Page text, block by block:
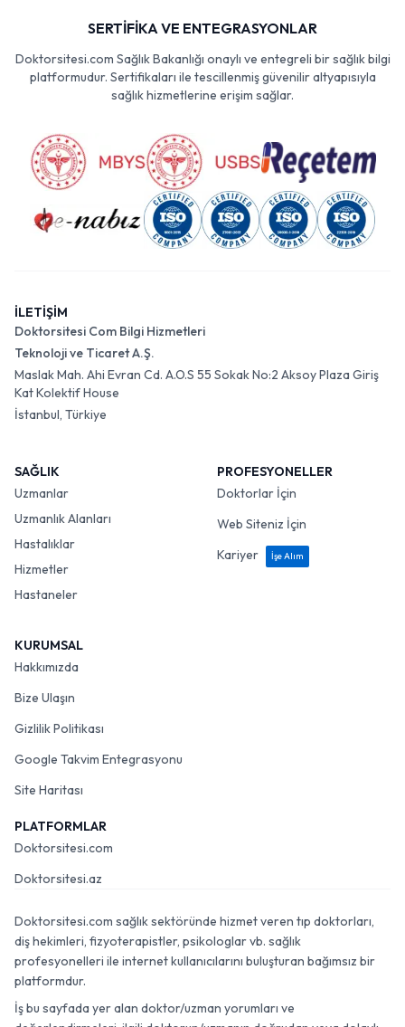
SERTİFİKA VE ENTEGRASYONLAR
Doktorsitesi.com Sağlık Bakanlığı onaylı ve entegreli bir sağlık bilgi
platformudur. Sertifikaları ile tescillenmiş güvenilir altyapısıyla
sağlık hizmetlerine erişim sağlar.
İLETİŞİM
Doktorsitesi Com Bilgi Hizmetleri
Teknoloji ve Ticaret A.Ş.
Maslak Mah. Ahi Evran Cd. A.O.S 55 Sokak No:2 Aksoy Plaza Giriş
Kat Kolektif House
İstanbul, Türkiye
SAĞLIK
Uzmanlar
Uzmanlık Alanları
Hastalıklar
Hizmetler
Hastaneler
PROFESYONELLER
Doktorlar İçin
Web Siteniz İçin
Kariyer
İşe Alım
KURUMSAL
Hakkımızda
Bize Ulaşın
Gizlilik Politikası
Google Takvim Entegrasyonu
Site Haritası
PLATFORMLAR
Doktorsitesi.com
Doktorsitesi.az
Doktorsitesi.com sağlık sektöründe hizmet veren tıp doktorları,
diş hekimleri, fizyoterapistler, psikologlar vb. sağlık
profesyonelleri ile internet kullanıcılarını buluşturan bağımsız bir
platformdur.
İş bu sayfada yer alan doktor/uzman yorumları ve